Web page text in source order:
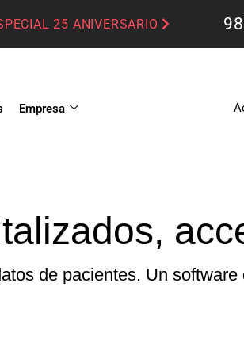
25 ANIVERSARIO
Empresa
de pacientes. Un